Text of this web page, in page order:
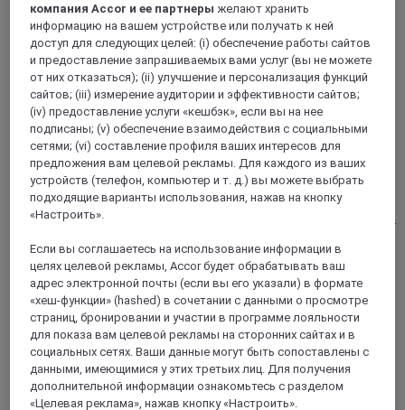
KAARST, Германия
Mercure Hotel Duesseldorf Kaarst
The 4-star Mercure Hotel Düsseldorf Kaarst is characterized
by its quiet location, excellent transport links and supreme
comfort. The hotel is located on the outskirts of Düsseldorf,
on the left bank of the Rhine. Thanks to the connection to the
A57 and A 52, all destinations in the state capital and
surrounding area can easily be reached. The hotel has 192 air-
you can park your car in the paying hotel car park.
4,0/5 Rated 4,0 of 5
компания Accor и ее партнеры желают хранить
информацию на вашем устройстве или получать к ней
доступ для следующих целей: (i) обеспечение работы сайтов
и предоставление запрашиваемых вами услуг (вы не можете
от них отказаться); (ii) улучшение и персонализация функций
сайтов; (iii) измерение аудитории и эффективности сайтов;
(iv) предоставление услуги «кешбэк», если вы на нее
подписаны; (v) обеспечение взаимодействия с социальными
сетями; (vi) составление профиля ваших интересов для
предложения вам целевой рекламы. Для каждого из ваших
устройств (телефон, компьютер и т. д.) вы можете выбрать
подходящие варианты использования, нажав на кнопку
«Настроить».
Если вы соглашаетесь на использование информации в
целях целевой рекламы, Accor будет обрабатывать ваш
адрес электронной почты (если вы его указали) в формате
«хеш-функции» (hashed) в сочетании с данными о просмотре
страниц, бронировании и участии в программе лояльности
для показа вам целевой рекламы на сторонних сайтах и в
социальных сетях. Ваши данные могут быть сопоставлены с
данными, имеющимися у этих третьих лиц. Для получения
дополнительной информации ознакомьтесь с разделом
«Целевая реклама», нажав кнопку «Настроить».